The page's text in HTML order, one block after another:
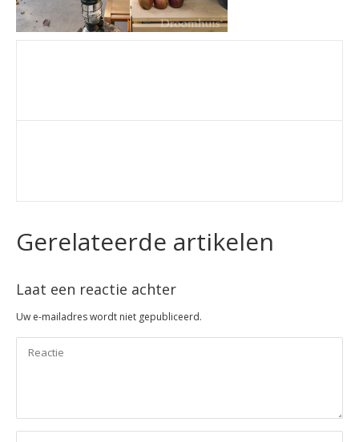
Gerelateerde artikelen
Laat een reactie achter
Uw e-mailadres wordt niet gepubliceerd.